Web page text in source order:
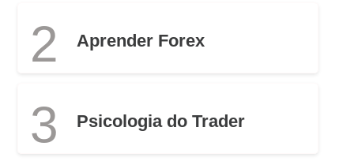
2 Aprender Forex
3 Psicologia do Trader